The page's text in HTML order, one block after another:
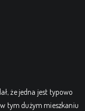
że jedna jest typowo
tym dużym mieszkaniu